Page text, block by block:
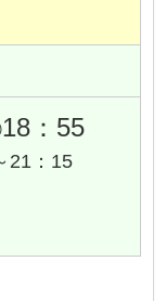
18：55
21：15